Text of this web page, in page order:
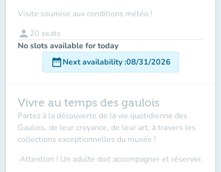
Visite soumise aux conditions météo !
person 20 seats
No slots available for today
date_rangeNext availability:08/31/2026
Vivre au temps des gaulois
Partez à la découverte de la vie quotidienne des
Gaulois, de leur croyance, de leur art, à travers les
collections exceptionnelles du musée !
Attention ! Un adulte doit accompagner et réserver.